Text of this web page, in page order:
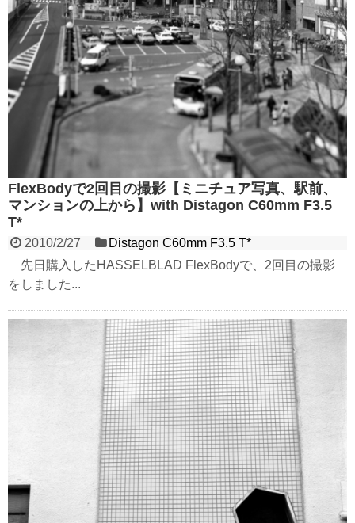
FlexBodyで2回目の撮影【ミニチュア写真、駅前、
マンションの上から】with Distagon C60mm F3.5
T*
2010/2/27
Distagon C60mm F3.5 T*
先日購入したHASSELBLAD FlexBodyで、2回目の撮影
をしました...